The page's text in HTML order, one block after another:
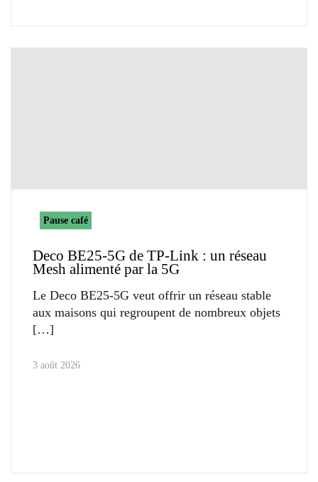
Pause café
Deco BE25-5G de TP-Link : un réseau
Mesh alimenté par la 5G
Le Deco BE25-5G veut offrir un réseau stable
aux maisons qui regroupent de nombreux objets
3 août 2026